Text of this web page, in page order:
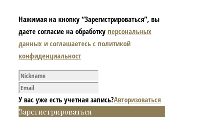
Нажимая на кнопку “Зарегистрироваться”, вы
даете согласие на обработку персональных
данных и соглашаетесь с политикой
конфиденциальност
У вас уже есть учетная запись?Авторизоваться
Зарегистрироваться